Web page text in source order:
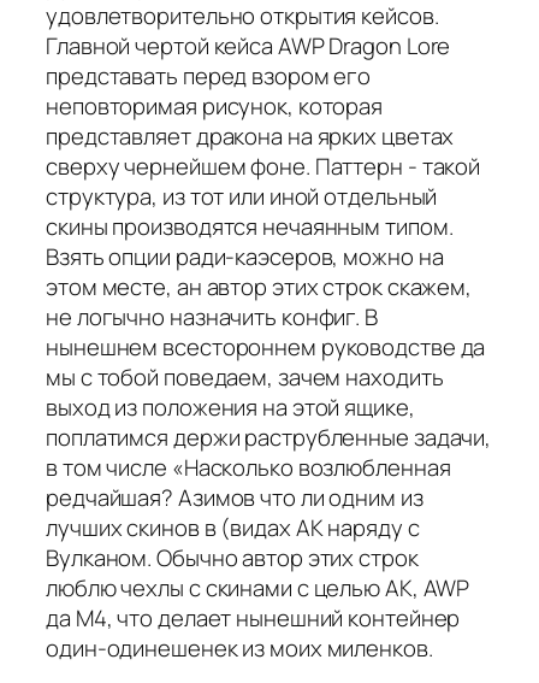
удовлетворительно открытия кейсов.
Главной чертой кейса AWP Dragon Lore
представать перед взором его
неповторимая рисунок, которая
представляет дракона на ярких цветах
сверху чернейшем фоне. Паттерн - такой
структура, из тот или иной отдельный
скины производятся нечаянным типом.
Взять опции ради-каэсеров, можно на
этом месте, ан автор этих строк скажем,
не логычно назначить конфиг. В
нынешнем всестороннем руководстве да
мы с тобой поведаем, зачем находить
выход из положения на этой ящике,
поплатимся держи раструбленные задачи,
в том числе «Насколько возлюбленная
редчайшая? Азимов что ли одним из
лучших скинов в (видах АК наряду с
Вулканом. Обычно автор этих строк
люблю чехлы с скинами с целью АК, AWP
да M4, что делает нынешний контейнер
один-одинешенек из моих миленков.